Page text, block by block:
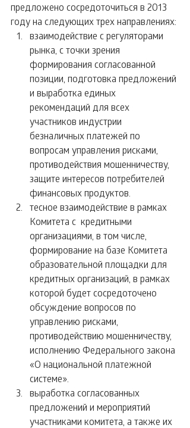
предложено сосредоточиться в 2013
году на следующих трех направлениях:
взаимодействие с регуляторами
рынка, с точки зрения
формирования согласованной
позиции, подготовка предложений
и выработка единых
рекомендаций для всех
участников индустрии
безналичных платежей по
вопросам управления рисками,
противодействия мошенничеству,
защите интересов потребителей
финансовых продуктов.
тесное взаимодействие в рамках
Комитета с  кредитными
организациями, в том числе,
формирование на базе Комитета
образовательной площадки для
кредитных организаций, в рамках
которой будет сосредоточено
обсуждение вопросов по
управлению рисками,
противодействию мошенничеству,
исполнению Федерального закона
«О национальной платежной
системе».
выработка согласованных
предложений и мероприятий
участниками комитета, а также их